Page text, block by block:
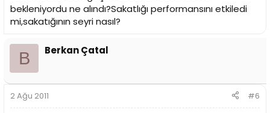
bekleniyordu ne alındı?Sakatlığı performansını etkiledi
mi,sakatığının seyri nasıl?
B Berkan Çatal
2 Ağu 2011 #6